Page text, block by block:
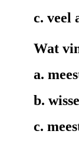
c. veel
Wat
a.
b.
c.